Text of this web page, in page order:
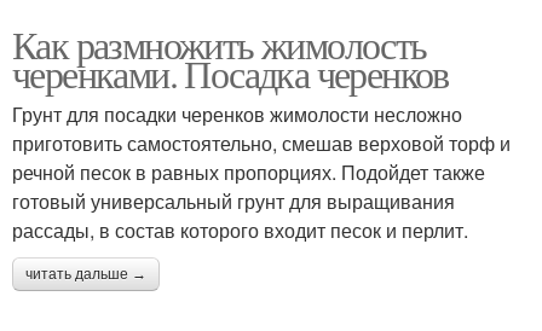
Как размножить жимолость
черенками. Посадка черенков
Грунт для посадки черенков жимолости несложно
приготовить самостоятельно, смешав верховой торф и
речной песок в равных пропорциях. Подойдет также
готовый универсальный грунт для выращивания
рассады, в состав которого входит песок и перлит.
читать дальше →